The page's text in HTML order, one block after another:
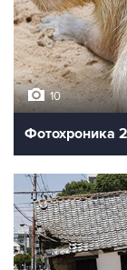
10
Фотохроника